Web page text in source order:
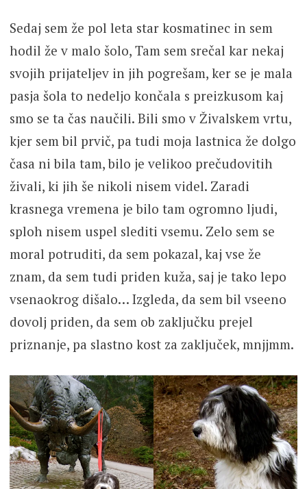
Sedaj sem že pol leta star kosmatinec in sem
hodil že v malo šolo, Tam sem srečal kar nekaj
svojih prijateljev in jih pogrešam, ker se je mala
pasja šola to nedeljo končala s preizkusom kaj
smo se ta čas naučili. Bili smo v Živalskem vrtu,
kjer sem bil prvič, pa tudi moja lastnica že dolgo
časa ni bila tam, bilo je velikoo prečudovitih
živali, ki jih še nikoli nisem videl. Zaradi
krasnega vremena je bilo tam ogromno ljudi,
sploh nisem uspel slediti vsemu. Zelo sem se
moral potruditi, da sem pokazal, kaj vse že
znam, da sem tudi priden kuža, saj je tako lepo
vsenaokrog dišalo… Izgleda, da sem bil vseeno
dovolj priden, da sem ob zaključku prejel
priznanje, pa slastno kost za zaključek, mnjjmm.